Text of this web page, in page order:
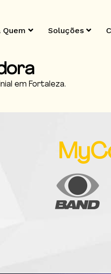
Quem Soluções
em Fortaleza.